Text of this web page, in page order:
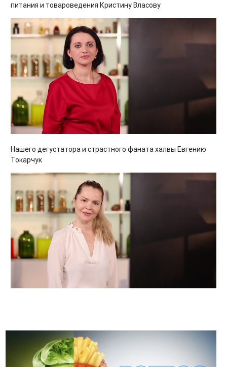
питания и товароведения Кристину Власову
Нашего дегустатора и страстного фаната халвы Евгению
Токарчук